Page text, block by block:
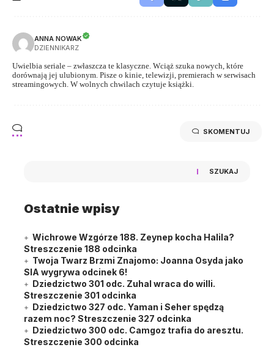
ANNA NOWAK
DZIENNIKARZ
Uwielbia seriale – zwłaszcza te klasyczne. Wciąż szuka nowych, które
dorównają jej ulubionym. Pisze o kinie, telewizji, premierach w serwisach
streamingowych. W wolnych chwilach czytuje książki.
SKOMENTUJ
SZUKAJ
Ostatnie wpisy
Wichrowe Wzgórze 188. Zeynep kocha Halila?
Streszczenie 188 odcinka
Twoja Twarz Brzmi Znajomo: Joanna Osyda jako
SIA wygrywa odcinek 6!
Dziedzictwo 301 odc. Zuhal wraca do willi.
Streszczenie 301 odcinka
Dziedzictwo 327 odc. Yaman i Seher spędzą
razem noc? Streszczenie 327 odcinka
Dziedzictwo 300 odc. Camgoz trafia do aresztu.
Streszczenie 300 odcinka